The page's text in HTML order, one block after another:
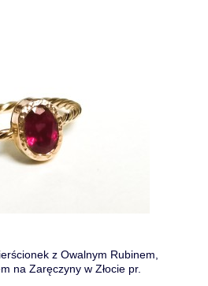
z Owalnym Rubinem,
na Zaręczyny w Złocie pr.